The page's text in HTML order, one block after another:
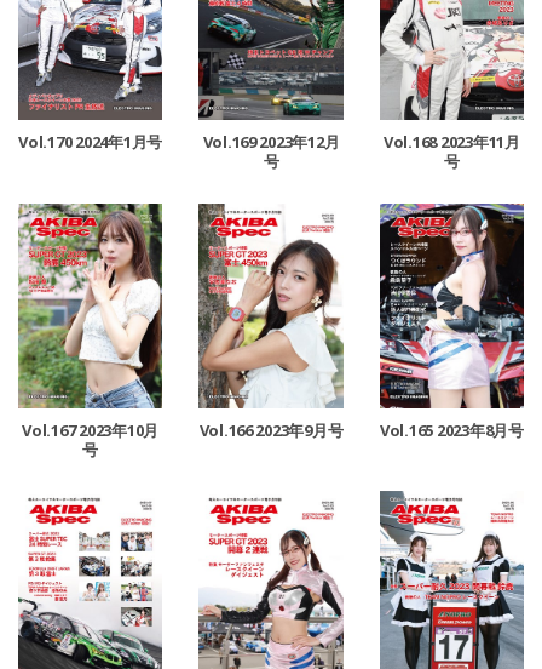
Vol.170 2024年1月号
Vol.169 2023年12月
号
Vol.168 2023年11月
号
Vol.167 2023年10月
号
Vol.166 2023年9月号 Vol.165 2023年8月号